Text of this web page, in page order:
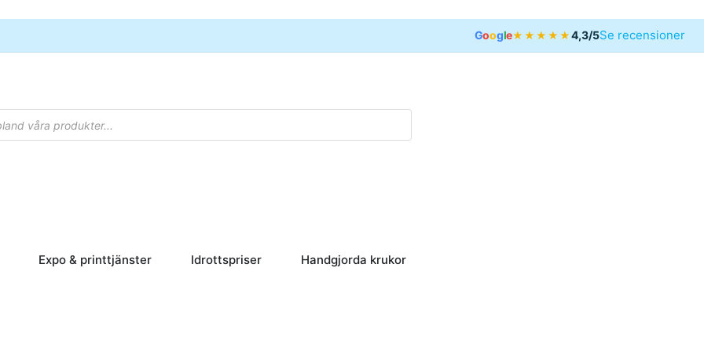
Google★★★★★4,3/5Se recensioner
Öppna Skyltar
Expo & printtjänster Öppna Expo & printtjänster
Idrottspriser Öppna Idrottspriser
Handgjorda krukor